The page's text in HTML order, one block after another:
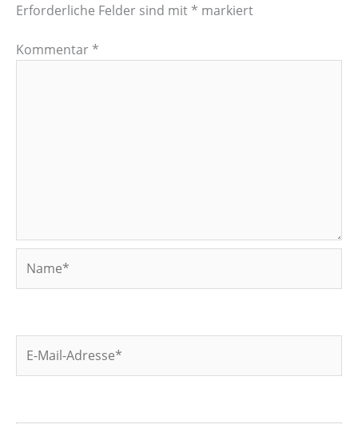
Erforderliche Felder sind mit * markiert
Kommentar *
Mail-